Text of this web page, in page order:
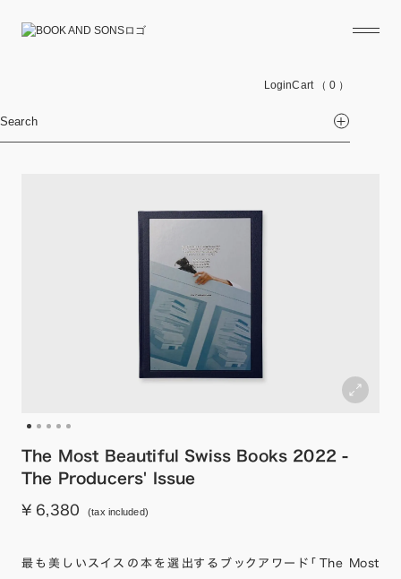
LoginCart （ 0 ）
Search
The Most Beautiful Swiss Books 2022 -
The Producers' Issue
¥ 6,380 (tax included)
最も美しいスイスの本を選出するブックアワード「The Most